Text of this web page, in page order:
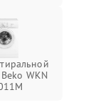
WKN